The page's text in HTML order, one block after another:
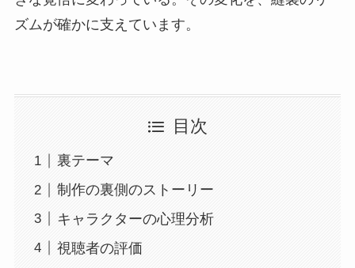
ズムが確かに支えています。
目次
裏テーマ
制作の裏側のストーリー
キャラクターの心理分析
視聴者の評価